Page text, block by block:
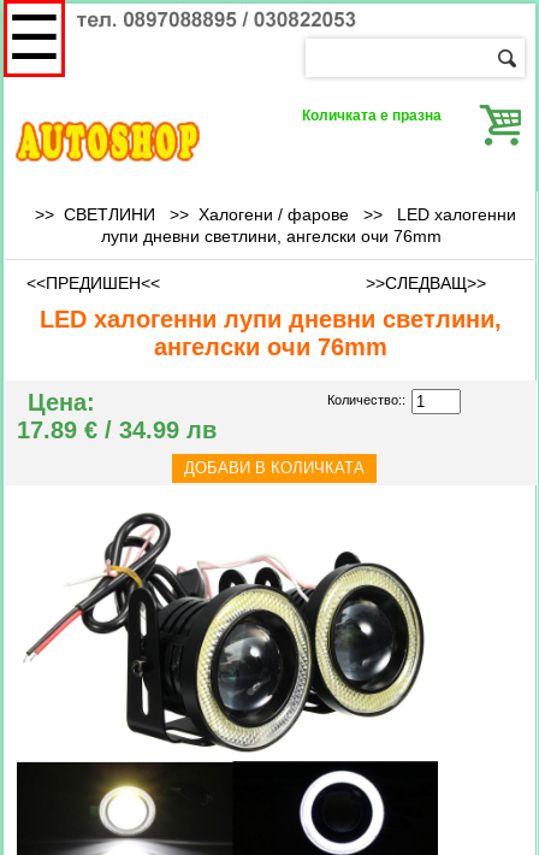
Количката е празна
☰
>> СВЕТЛИНИ >> Халогени / фарове >> LED халогенни
лупи дневни светлини, ангелски очи 76mm
<<ПРЕДИШЕН<< >>СЛЕДВАЩ>>
LED халогенни лупи дневни светлини,
ангелски очи 76mm
Цена:
17.89 € / 34.99 лв
Количество::